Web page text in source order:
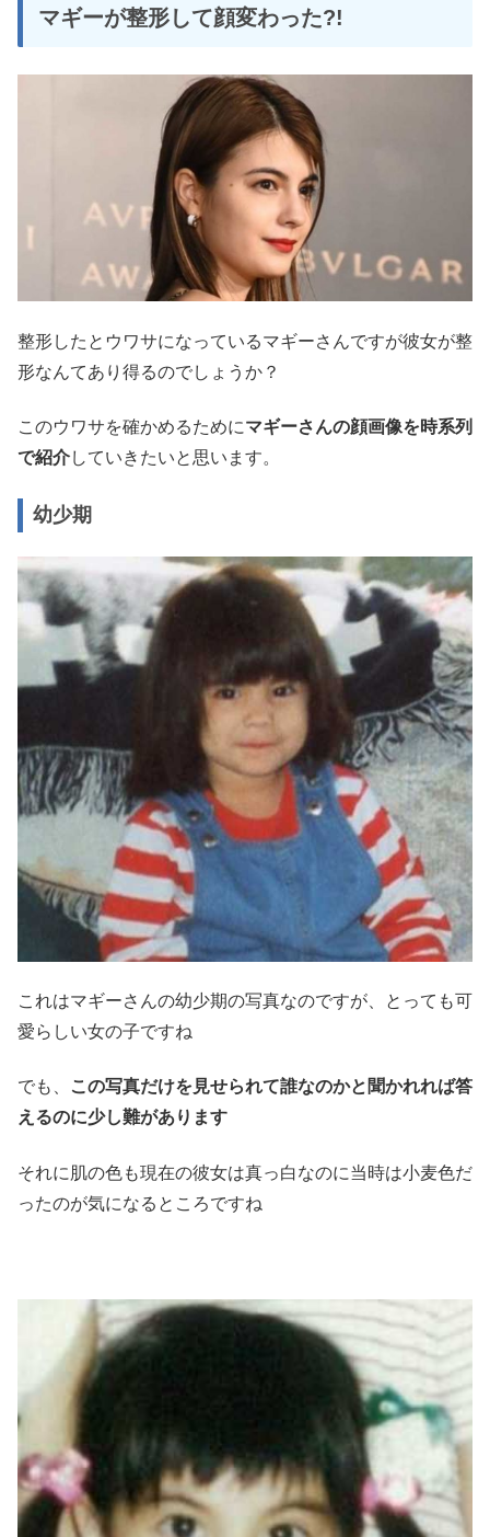
マギーが整形して顔変わった?!
整形したとウワサになっているマギーさんですが彼女が整
形なんてあり得るのでしょうか？
このウワサを確かめるためにマギーさんの顔画像を時系列
で紹介していきたいと思います。
幼少期
これはマギーさんの幼少期の写真なのですが、とっても可
愛らしい女の子ですね
でも、
この写真だけを見せられて誰なのかと聞かれれば答
えるのに少し難があります
それに肌の色も現在の彼女は真っ白なのに当時は小麦色だ
ったのが気になるところですね